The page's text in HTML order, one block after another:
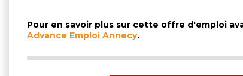
Pour en savoir plus sur cette offre d'emploi
Advance Emploi Annecy.